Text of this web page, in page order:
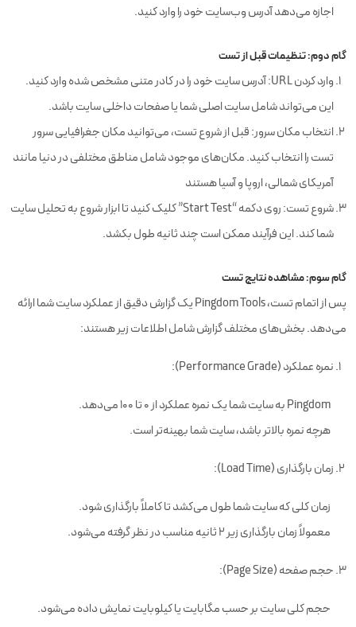
اجازه می‌دهد آدرس وب‌سایت خود را وارد کنید.
گام دوم: تنظیمات قبل از تست
وارد کردن URL: آدرس سایت خود را در کادر متنی مشخص شده وارد کنید.
این می‌تواند شامل سایت اصلی شما یا صفحات داخلی سایت باشد.
انتخاب مکان سرور: قبل از شروع تست، می‌توانید مکان جغرافیایی سرور
تست را انتخاب کنید. مکان‌های موجود شامل مناطق مختلفی در دنیا مانند
آمریکای شمالی، اروپا و آسیا هستند
شروع تست: روی دکمه “Start Test” کلیک کنید تا ابزار شروع به تحلیل سایت
شما کند. این فرآیند ممکن است چند ثانیه طول بکشد.
گام سوم: مشاهده نتایج تست
پس از اتمام تست، Pingdom Tools یک گزارش دقیق از عملکرد سایت شما ارائه
می‌دهد. بخش‌های مختلف گزارش شامل اطلاعات زیر هستند:
نمره عملکرد (Performance Grade):
Pingdom به سایت شما یک نمره عملکرد از 0 تا 100 می‌دهد.
هرچه نمره بالاتر باشد، سایت شما بهینه‌تر است.
زمان بارگذاری (Load Time):
زمان کلی که سایت شما طول می‌کشد تا کاملاً بارگذاری شود.
معمولاً زمان بارگذاری زیر 2 ثانیه مناسب در نظر گرفته می‌شود.
حجم صفحه (Page Size):
حجم کلی سایت بر حسب مگابایت یا کیلوبایت نمایش داده می‌شود.